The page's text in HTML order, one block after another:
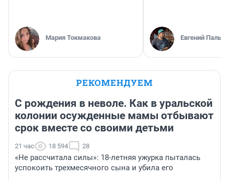
Мария Токмакова Евгений
РЕКОМЕНДУЕМ
С рождения в неволе. Как в уральской
колонии осужденные мамы отбывают
срок вместе со своими детьми
21 час 18 594 28
«Не рассчитала силы»: 18-летняя ужурка пыталась
успокоить трехмесячного сына и убила его